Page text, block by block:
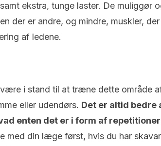
ekstra, tunge laster. De muliggør
der er andre, og mindre, muskler,
af ledene.
i stand til at træne dette område
eller udendørs. Det er altid bedre
enten det er i form af
med din læge først, hvis du har